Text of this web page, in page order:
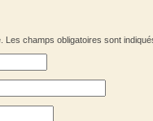
Les champs obligatoires sont